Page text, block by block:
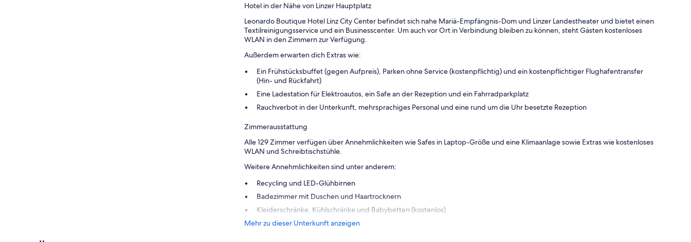
Hotel in der Nähe von Linzer Hauptplatz
Leonardo Boutique Hotel Linz City Center befindet sich nahe Mariä-Empfängnis-Dom und Linzer Landestheater und bietet einen
Textilreinigungsservice und ein Businesscenter. Um auch vor Ort in Verbindung bleiben zu können, steht Gästen kostenloses
WLAN in den Zimmern zur Verfügung.
Außerdem erwarten dich Extras wie:
Ein Frühstücksbuffet (gegen Aufpreis), Parken ohne Service (kostenpflichtig) und ein kostenpflichtiger Flughafentransfer
(Hin- und Rückfahrt)
Eine Ladestation für Elektroautos, ein Safe an der Rezeption und ein Fahrradparkplatz
Rauchverbot in der Unterkunft, mehrsprachiges Personal und eine rund um die Uhr besetzte Rezeption
Zimmerausstattung
Alle 129 Zimmer verfügen über Annehmlichkeiten wie Safes in Laptop-Größe und eine Klimaanlage sowie Extras wie kostenloses
WLAN und Schreibtischstühle.
Weitere Annehmlichkeiten sind unter anderem:
Recycling und LED-Glühbirnen
Badezimmer mit Duschen und Haartrocknern
Kleiderschränke, Kühlschränke und Babybetten (kostenlos)
Mehr zu dieser Unterkunft anzeigen